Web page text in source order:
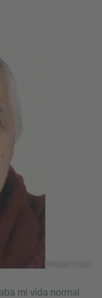
© Romila Thapar
mi vida normal